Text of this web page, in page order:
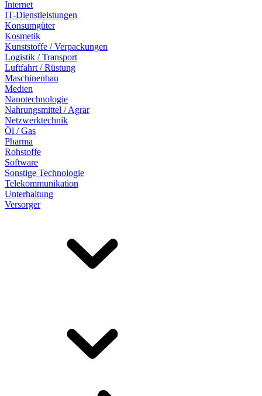
Internet
IT-Dienstleistungen
Konsumgüter
Kosmetik
Kunststoffe / Verpackungen
Logistik / Transport
Luftfahrt / Rüstung
Maschinenbau
Medien
Nanotechnologie
Nahrungsmittel / Agrar
Netzwerktechnik
Öl / Gas
Pharma
Rohstoffe
Software
Sonstige Technologie
Telekommunikation
Unterhaltung
Versorger